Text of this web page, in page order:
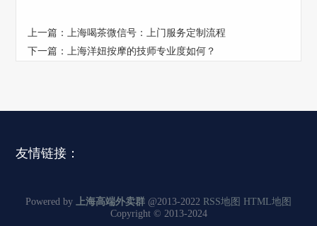
上一篇：上海喝茶微信号：上门服务定制流程
下一篇：上海洋妞按摩的技师专业度如何？
友情链接：
Powered by 上海高端外卖群 @2013-2022 RSS地图 HTML地图
Copyright © 2013-2024